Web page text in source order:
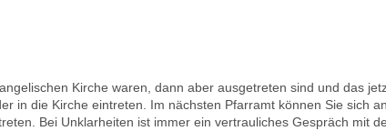
Kirche waren, dann aber ausgetreten sind und das
in die Kirche eintreten. Im nächsten Pfarramt können Sie sich
Bei Unklarheiten ist immer ein vertrauliches Gespräch mit